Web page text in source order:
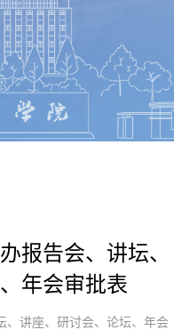
报告会、讲坛、
年会审批表
、讲座、研讨会、论坛、年会